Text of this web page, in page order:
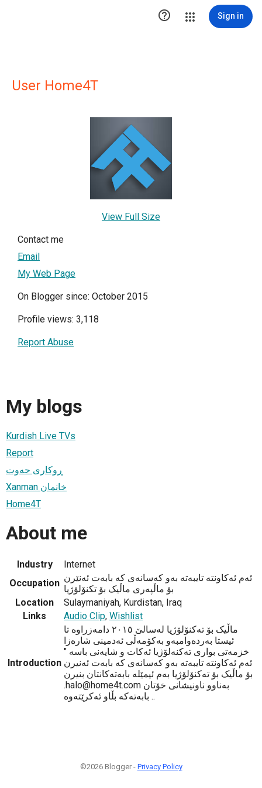
 Sign in
User Home4T
View Full Size
Contact me
Email
My Web Page
On Blogger since: October 2015
Profile views: 3,118
Report Abuse
My blogs
Kurdish Live TVs
Report
ڕوکاری حەوت
Xanman خانمان
Home4T
About me
Industry
Internet
Occupation ئەم ئەکاونتە تایبەتە بەو کەسانەی کە بابەت ئەنێرن
بۆ ماڵپەری ماڵیک بۆ تکنۆلۆژیا
Location
Sulaymaniyah, Kurdistan, Iraq
Links
Audio Clip, Wishlist
Introduction
ماڵیک بۆ تەکنۆلۆژیا لەسالێ ٢٠١٥ دامەزراوە تا
ئیستا بەردەوامبەو بەکۆمەڵی ئەدمینی شارەزا
خزمەتی بواری تەکنەلۆژیا ئەکات و شایەنی باسە "
ئەم ئەکاونتە تایبەتە بەو کەسانەی کە بابەت ئەنیرن
بۆ ماڵیک بۆ تەکنۆلۆژیا بەم ئیمێلە بابەتەکانتان بنیرن
.halo@home4t.com بەناوو ناونیشانی خۆتان
بابەتەکە بڵاو ئەکرێتەوە ..
©2026 Blogger - Privacy Policy